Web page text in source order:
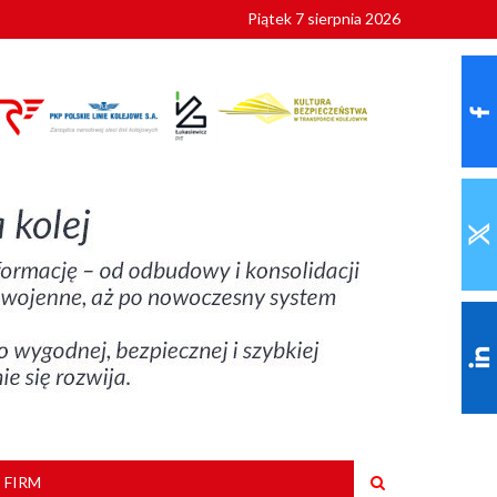
roku
Piątek 7 sierpnia 2026